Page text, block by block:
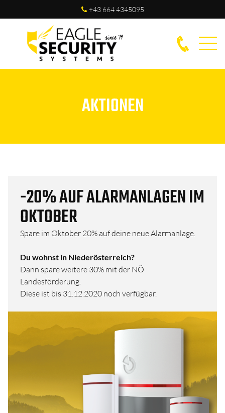
+43 664 4345095
HOME
FÜR UNTERNEHMEN
AKTIONEN
-20% AUF ALARMANLAGEN IM
OKTOBER
Spare im Oktober 20% auf deine neue Alarmanlage.
Du wohnst in Niederösterreich?
Dann spare weitere 30% mit der NÖ
Landesförderung.
Diese ist bis 31.12.2020 noch verfügbar.